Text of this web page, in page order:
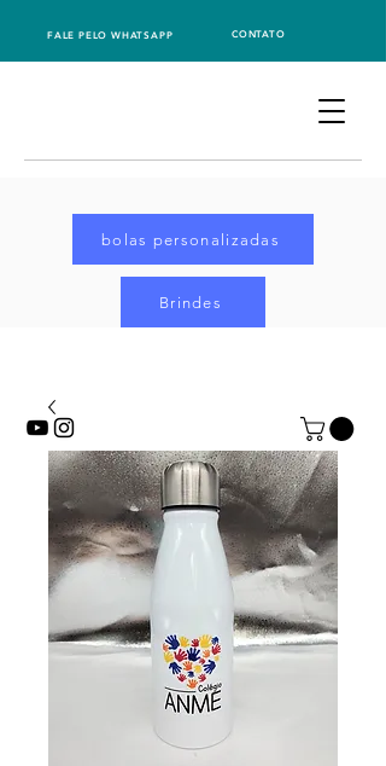
FALE PELO WHATSAPP CONTATO
bolas personalizadas
Brindes